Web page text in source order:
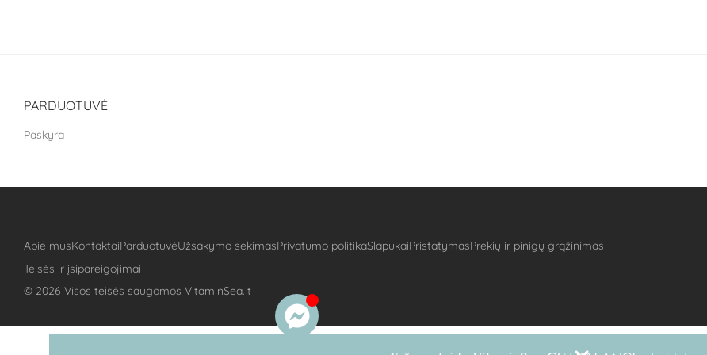
PARDUOTUVĖ
Paskyra
Apie musKontaktaiParduotuvėUžsakymo sekimasPrivatumo politikaSlapukaiPristatymasPrekių ir pinigų grąžinimas
Teisės ir įsipareigojimai
© 2026 Visos teisės saugomos VitaminSea.lt